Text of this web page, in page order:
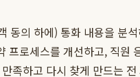
의 하에) 통화 내용을 분
로세스를 개선하고, 직원
족하고 다시 찾게 만드는